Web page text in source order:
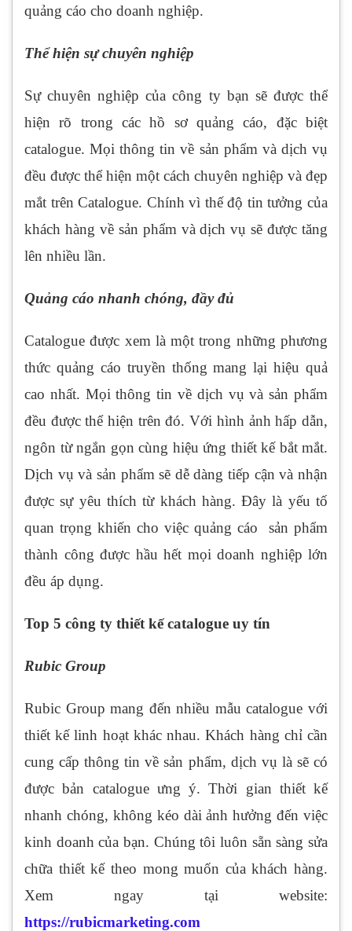
quảng cáo cho doanh nghiệp.
Thể hiện sự chuyên nghiệp
Sự chuyên nghiệp của công ty bạn sẽ được thể
hiện rõ trong các hồ sơ quảng cáo, đặc biệt
catalogue. Mọi thông tin về sản phẩm và dịch vụ
đều được thể hiện một cách chuyên nghiệp và đẹp
mắt trên Catalogue. Chính vì thế độ tin tưởng của
khách hàng về sản phẩm và dịch vụ sẽ được tăng
lên nhiều lần.
Quảng cáo nhanh chóng, đầy đủ
Catalogue được xem là một trong những phương
thức quảng cáo truyền thống mang lại hiệu quả
cao nhất. Mọi thông tin về dịch vụ và sản phẩm
đều được thể hiện trên đó. Với hình ảnh hấp dẫn,
ngôn từ ngắn gọn cùng hiệu ứng thiết kế bắt mắt.
Dịch vụ và sản phẩm sẽ dễ dàng tiếp cận và nhận
được sự yêu thích từ khách hàng. Đây là yếu tố
quan trọng khiến cho việc quảng cáo sản phẩm
thành công được hầu hết mọi doanh nghiệp lớn
đều áp dụng.
Top 5 công ty thiết kế catalogue uy tín
Rubic Group
Rubic Group mang đến nhiều mẫu catalogue với
thiết kế linh hoạt khác nhau. Khách hàng chỉ cần
cung cấp thông tin về sản phẩm, dịch vụ là sẽ có
được bản catalogue ưng ý. Thời gian thiết kế
nhanh chóng, không kéo dài ảnh hưởng đến việc
kinh doanh của bạn. Chúng tôi luôn sẵn sàng sửa
chữa thiết kế theo mong muốn của khách hàng.
Xem ngay tại website:
https://rubicmarketing.com